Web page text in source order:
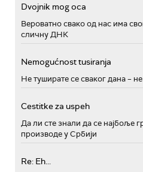
Dvojnik mog oca
Вероватно свако од нас има
сличну ДНК
Nemogućnost tusiranja
Не туширате се сваког дана –
Cestitke za uspeh
Да ли сте знали да се најбоље
производе у Србији
Re: Eh...